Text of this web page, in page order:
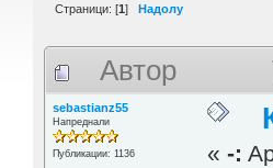
Страници: [1] Надолу
Автор
sebastianz55
Напреднали
Публикации: 1136 «-: